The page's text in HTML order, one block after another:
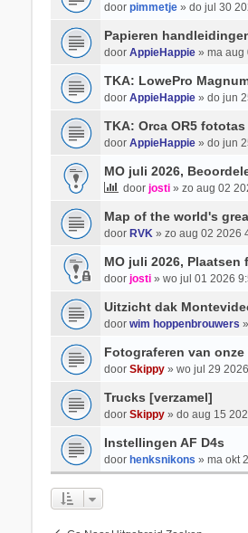
door pimmetje» do jul 30
Papieren
door AppieHappie» ma aug
TKA: LowePro
door AppieHappie» do jun
TKA: Orca OR5 fototas
door AppieHappie» do jun
MO juli 2026,
door josti» zo aug 02
Map of the world's
door RVK» zo aug 02 2026
MO juli 2026, Plaatsen
door josti» wo jul 01 2026
Uitzicht dak
door wim hoppenbrouwers
Fotograferen van
door Skippy» wo jul 29
Trucks [verzamel]
door Skippy» do aug 15
Instellingen AF D4s
door henksnikons » ma okt